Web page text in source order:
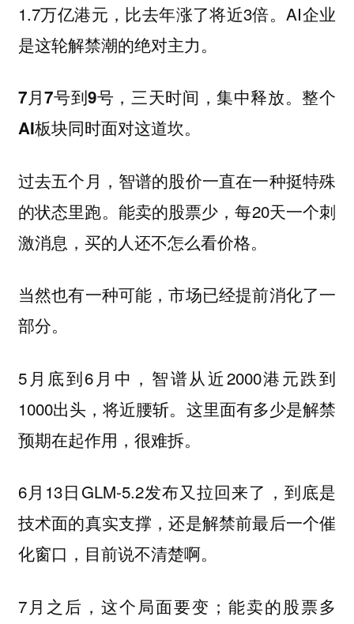
1.7万亿港元，比去年涨了将近3倍。AI企业
是这轮解禁潮的绝对主力。
7月7号到9号，三天时间，集中释放。整个
AI板块同时面对这道坎。
过去五个月，智谱的股价一直在一种挺特殊
的状态里跑。能卖的股票少，每20天一个刺
激消息，买的人还不怎么看价格。
当然也有一种可能，市场已经提前消化了一
部分。
5月底到6月中，智谱从近2000港元跌到
1000出头，将近腰斩。这里面有多少是解禁
预期在起作用，很难拆。
6月13日GLM-5.2发布又拉回来了，到底是
技术面的真实支撑，还是解禁前最后一个催
化窗口，目前说不清楚啊。
7月之后，这个局面要变；能卖的股票多